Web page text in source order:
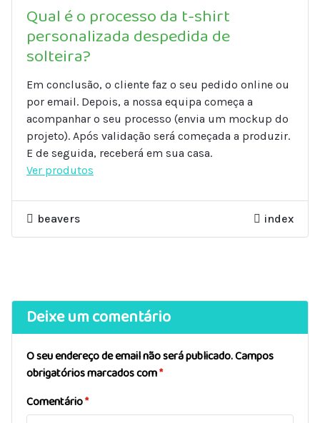
Qual é o processo da t-shirt
personalizada despedida de
solteira?
Em conclusão, o cliente faz o seu pedido online ou
por email. Depois, a nossa equipa começa a
acompanhar o seu processo (envia um mockup do
projeto). Após validação será começada a produzir.
E de seguida, receberá em sua casa.
Ver produtos
beavers index
Deixe um comentário
O seu endereço de email não será publicado.Campos
obrigatórios marcados com*
Comentário*